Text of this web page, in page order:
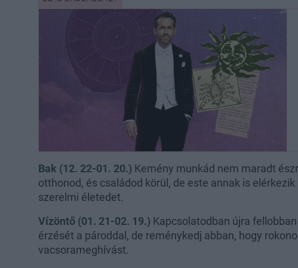
Bak (12. 22-01. 20.) Kemény munkád nem maradt
otthonod, és családod körül, de este annak is
szerelmi életedet.
Vízöntő (01. 21-02. 19.) Kapcsolatodban újra
érzését a pároddal, de reménykedj abban, hogy
vacsorameghívást.